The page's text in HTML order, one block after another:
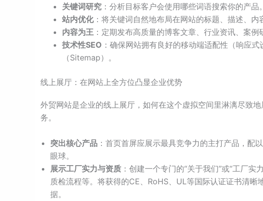
关键词研究 ：分析目标客户会使用哪些词语搜索你的产品。
站内优化：将关键词自然地布局在网站的标题、描述、内
内容为王 ：定期发布高质量的博客文章、行业资讯、案例
技术性SEO ：确保网站拥有良好的移动端适配性（响应
（Sitemap）。
线上展厅：在网站上全方位凸显企业优势
外贸网站是企业的线上展厅，如何在这个虚拟空间里淋漓尽致
务。
突出核心产品 ：首页首屏应展示最具竞争力的主打产品，配
眼球。
展示工厂实力与资质 ：创建一个专门的“关于我们”或“工厂实
质检流程等。将获得的CE、RoHS、UL等国际认证证书清
据。